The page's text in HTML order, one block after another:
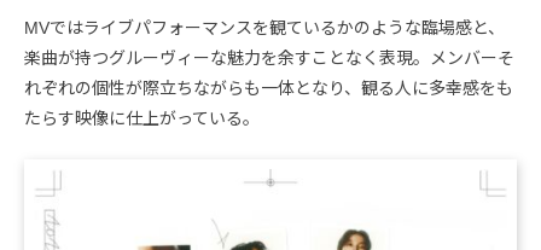
MVではライブパフォーマンスを観ているかのような臨場感と、
楽曲が持つグルーヴィーな魅力を余すことなく表現。メンバーそ
れぞれの個性が際立ちながらも一体となり、観る人に多幸感をも
たらす映像に仕上がっている。